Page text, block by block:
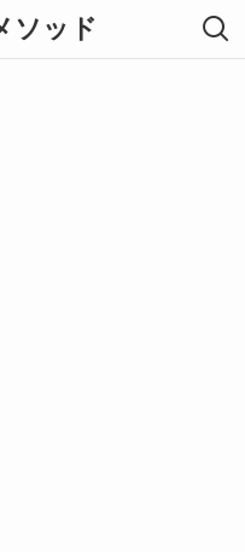
ソッド